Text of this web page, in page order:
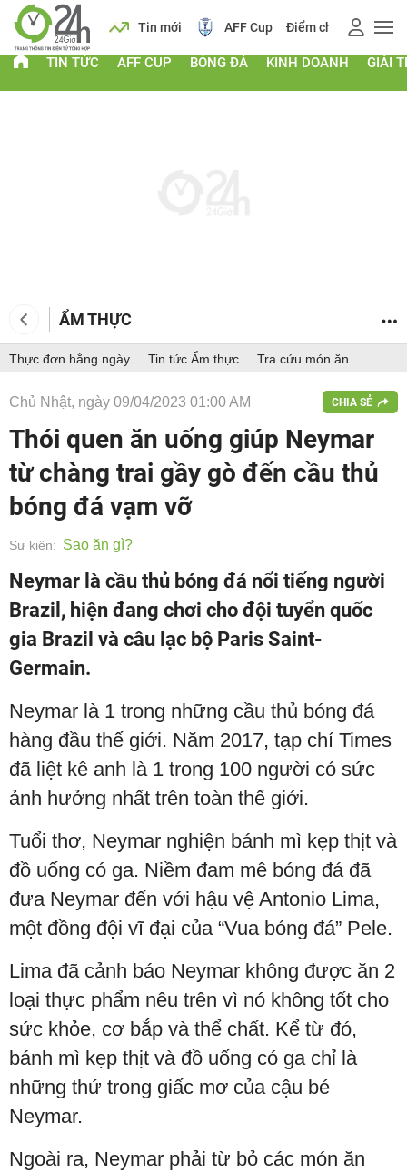
Lịch Tin mới AFF Cup Điểm chuẩn 2026
TIN TỨC AFF CUP BÓNG ĐÁ KINH DOANH GIẢI
ẨM THỰC
Thực đơn hằng ngày Tin tức Ẩm thực Tra cứu món ăn
Chủ Nhật, ngày 09/04/2023 01:00 AM CHIA SẺ
Thói quen ăn uống giúp Neymar
từ chàng trai gầy gò đến cầu thủ
bóng đá vạm vỡ
Sự kiện: Sao ăn gì?
Neymar là cầu thủ bóng đá nổi tiếng người
Brazil, hiện đang chơi cho đội tuyển quốc
gia Brazil và câu lạc bộ Paris Saint-
Germain.
Neymar là 1 trong những cầu thủ bóng đá
hàng đầu thế giới. Năm 2017, tạp chí Times
đã liệt kê anh là 1 trong 100 người có sức
ảnh hưởng nhất trên toàn thế giới.
Tuổi thơ, Neymar nghiện bánh mì kẹp thịt và
đồ uống có ga. Niềm đam mê bóng đá đã
đưa Neymar đến với hậu vệ Antonio Lima,
một đồng đội vĩ đại của “Vua bóng đá” Pele.
Lima đã cảnh báo Neymar không được ăn 2
loại thực phẩm nêu trên vì nó không tốt cho
sức khỏe, cơ bắp và thể chất. Kể từ đó,
bánh mì kẹp thịt và đồ uống có ga chỉ là
những thứ trong giấc mơ của cậu bé
Neymar.
Ngoài ra, Neymar phải từ bỏ các món ăn